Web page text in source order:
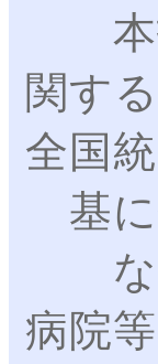
本指
関す
全国
基に
なお
病院